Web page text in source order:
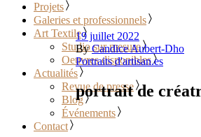
Projets
Galeries et professionnels
Art Textile
Studio sur mesure
Oeuvres disponibles
Actualités
Revue de presse
Blog
Événements
Contact
19 juillet 2022
By Candice Aubert-Dho
Portraits d'artisan.es
portrait de